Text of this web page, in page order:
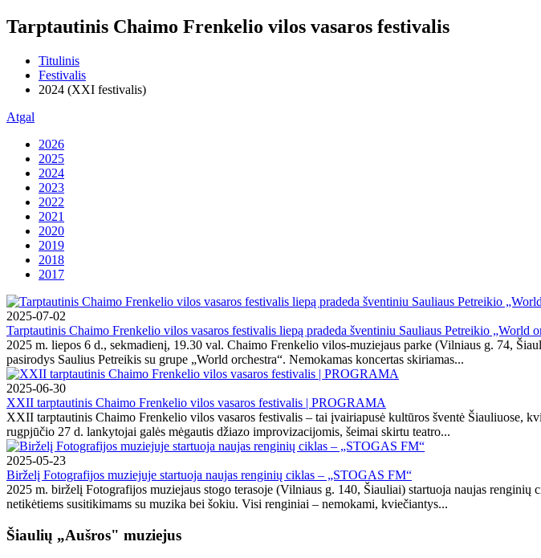
Tarptautinis Chaimo Frenkelio vilos vasaros festivalis
Titulinis
Festivalis
2024 (XXI festivalis)
Atgal
2026
2025
2024
2023
2022
2021
2020
2019
2018
2017
2025-07-02
Tarptautinis Chaimo Frenkelio vilos vasaros festivalis liepą pradeda šventiniu Sauliaus Petreikio „World
2025 m. liepos 6 d., sekmadienį, 19.30 val. Chaimo Frenkelio vilos-muziejaus parke (Vilniaus g. 74,
pasirodys Saulius Petreikis su grupe „World orchestra“. Nemokamas koncertas skiriamas...
2025-06-30
XXII tarptautinis Chaimo Frenkelio vilos vasaros festivalis | PROGRAMA
XXII tarptautinis Chaimo Frenkelio vilos vasaros festivalis – tai įvairiapusė kultūros šventė Šiauliuose,
rugpjūčio 27 d. lankytojai galės mėgautis džiazo improvizacijomis, šeimai skirtu teatro...
2025-05-23
Birželį Fotografijos muziejuje startuoja naujas renginių ciklas – „STOGAS FM“
2025 m. birželį Fotografijos muziejaus stogo terasoje (Vilniaus g. 140, Šiauliai) startuoja naujas
netikėtiems susitikimams su muzika bei šokiu. Visi renginiai – nemokami, kviečiantys...
Šiaulių „Aušros" muziejus